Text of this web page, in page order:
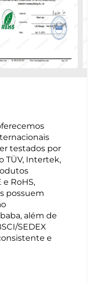
testados por
TÜV, Intertek,
RoHS,
possuem
além de
SEDEX
e